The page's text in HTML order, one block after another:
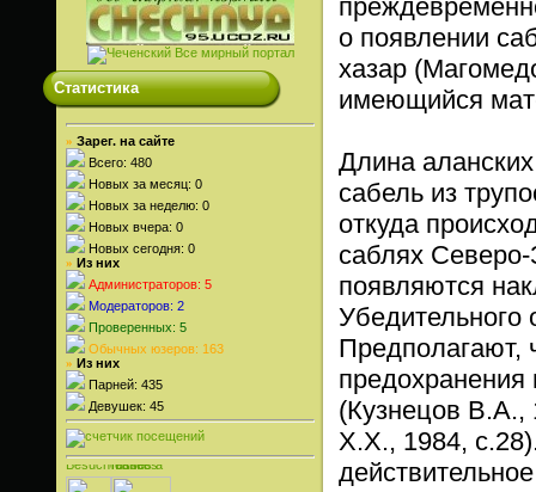
Статистика
» Зарег. на сайте
Всего: 480
Новых за месяц: 0
Новых за неделю: 0
Новых вчера: 0
Новых сегодня: 0
» Из них
Администраторов: 5
Модераторов: 2
Проверенных: 5
Обычных юзеров: 163
» Из них
Парней: 435
Девушек: 45
о появлении
хазар
имеющийся
Длина
сабель из
откуда
саблях Северо-
появляются
Убедительного
Предполагают,
(Кузнецов В.А.,
Х.Х., 1984,